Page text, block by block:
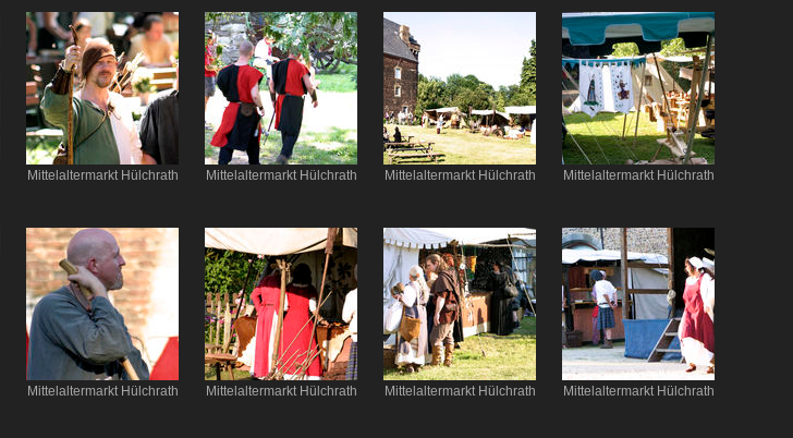
Mittelaltermarkt Hülchrath Mittelaltermarkt Hülchrath Mittelaltermarkt Hülchrath Mittelaltermarkt Hülchrath
Mittelaltermarkt Hülchrath Mittelaltermarkt Hülchrath Mittelaltermarkt Hülchrath Mittelaltermarkt Hülchrath